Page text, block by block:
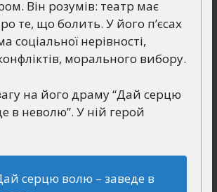
Він розумів: театр має
те, що болить. У його п’єсах
соціальної нерівності,
морального вибору.
на його драму “Дай серцю
в неволю”. У ній герой
серцю волю – заведе в